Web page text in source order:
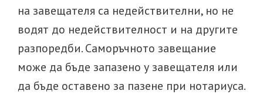
на завещателя са недействителни, но не
водят до недействителност и на другите
разпоредби. Саморъчното завещание
може да бъде запазено у завещателя или
да бъде оставено за пазене при нотариуса.